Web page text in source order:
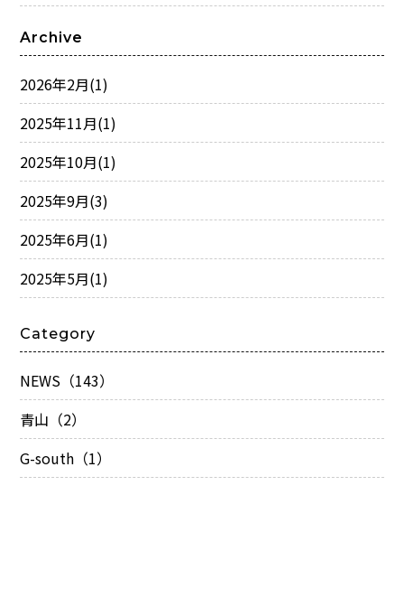
Archive
2026年2月(1)
2025年11月(1)
2025年10月(1)
2025年9月(3)
2025年6月(1)
2025年5月(1)
Category
NEWS（143）
青山（2）
G-south（1）